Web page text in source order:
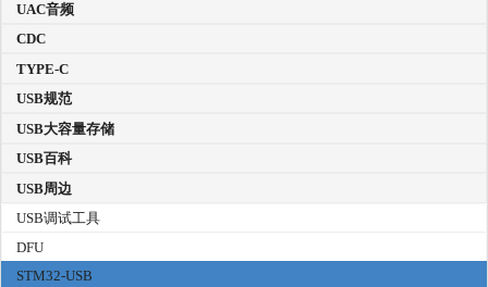
UAC音频
CDC
TYPE-C
USB规范
USB大容量存储
USB百科
USB周边
USB调试工具
DFU
STM32-USB